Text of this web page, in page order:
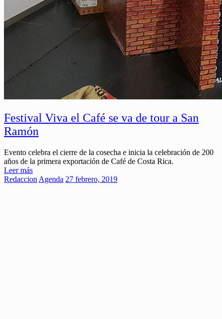
Festival Viva el Café se va de tour a San
Ramón
Evento celebra el cierre de la cosecha e inicia la celebración de 200
años de la primera exportación de Café de Costa Rica.
Leer más
Redaccion Agenda 27 febrero, 2019